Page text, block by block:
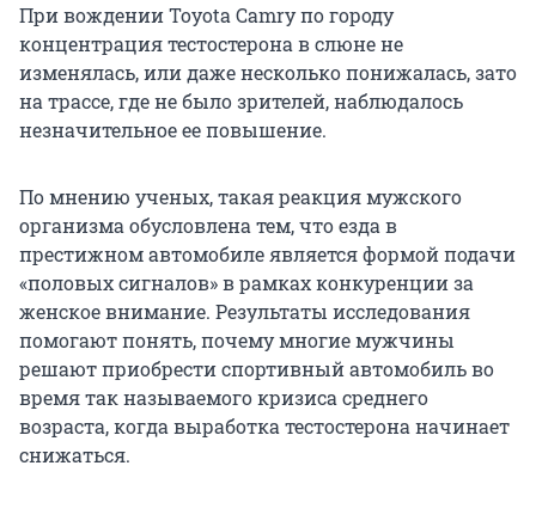
При вождении Toyota Camry по городу
концентрация тестостерона в слюне не
изменялась, или даже несколько понижалась, зато
на трассе, где не было зрителей, наблюдалось
незначительное ее повышение.
По мнению ученых, такая реакция мужского
организма обусловлена тем, что езда в
престижном автомобиле является формой подачи
«половых сигналов» в рамках конкуренции за
женское внимание. Результаты исследования
помогают понять, почему многие мужчины
решают приобрести спортивный автомобиль во
время так называемого кризиса среднего
возраста, когда выработка тестостерона начинает
снижаться.